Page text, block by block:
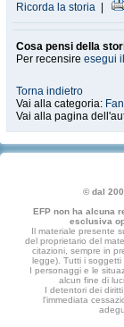
Ricorda la storia
Cosa pensi della
Per recensire esegui
Torna indietro
Vai alla categoria:
Vai alla pagina
© dal
EFP non ha alcuna
esclusiva
Il materiale presente
del proprietario del
citazioni, sempre in
legge). Tutti i soggetti
I personaggi e le
alcun fine di
I detentori dei
l'immediata